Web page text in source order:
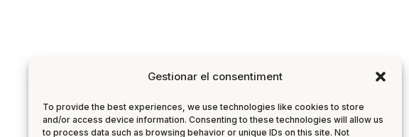
Gestionar el consentiment
To provide the best experiences, we use technologies like cookies to store
and/or access device information. Consenting to these technologies will allow us
to process data such as browsing behavior or unique IDs on this site. Not